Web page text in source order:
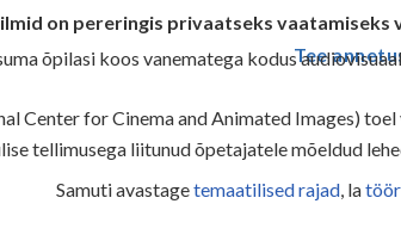
Tee
on pereringis privaatseks
õpilasi koos vanematega kodus
Center for Cinema and Animated Images)
tellimusega liitunud õpetajatele mõeldud
Samuti avastagetemaatilised rajad, la